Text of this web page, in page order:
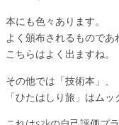
本にも色々あります。
よく頒布されるものであ
こちらはよく出ますね。
その他では「技術本」、
「ひたはしり旅」はムッ